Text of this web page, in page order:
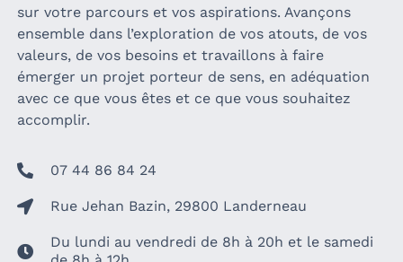
sur votre parcours et vos aspirations. Avançons
ensemble dans l’exploration de vos atouts, de vos
valeurs, de vos besoins et travaillons à faire
émerger un projet porteur de sens, en adéquation
avec ce que vous êtes et ce que vous souhaitez
accomplir.
07 44 86 84 24
Rue Jehan Bazin, 29800 Landerneau
Du lundi au vendredi de 8h à 20h et le samedi